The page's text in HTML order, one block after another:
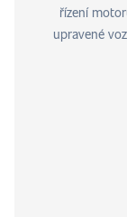
řízení
upravené